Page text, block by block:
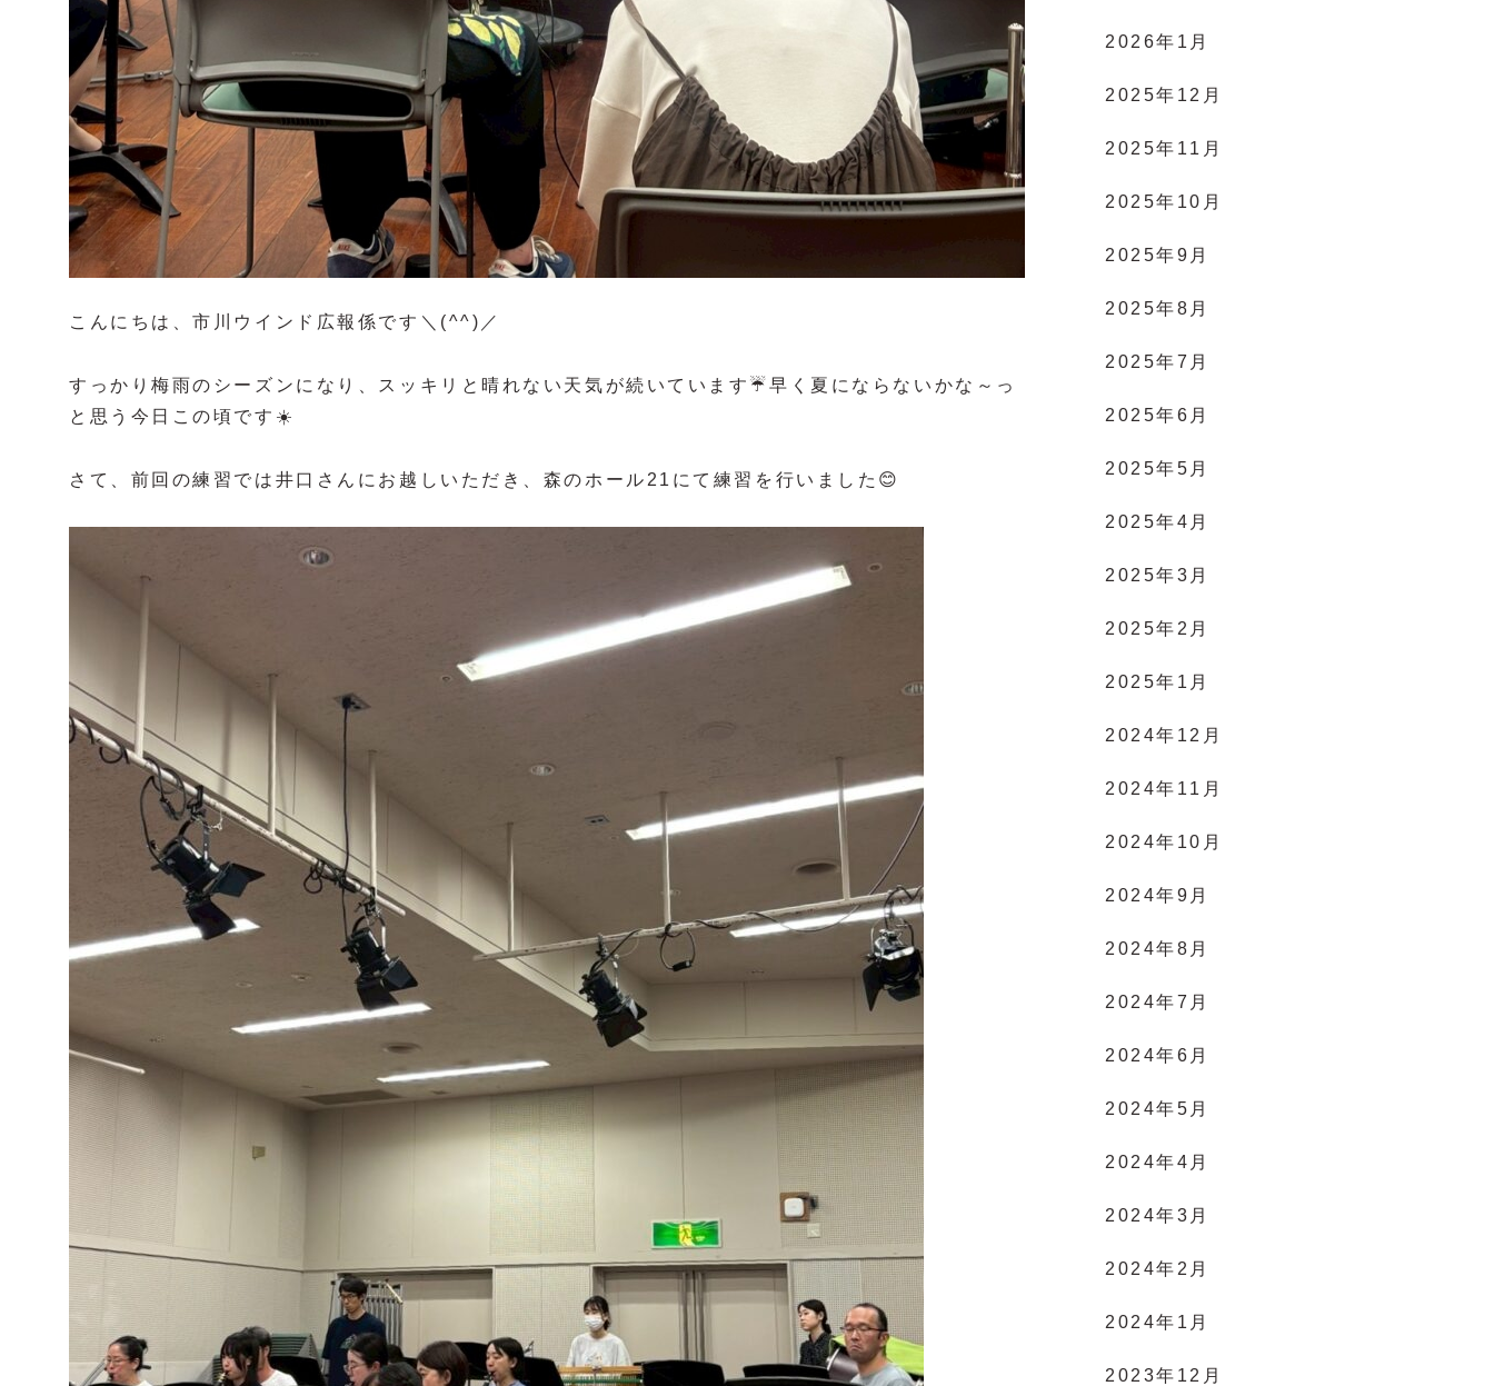
こんにちは、市川ウインド広報係です＼(^^)／
すっかり梅雨のシーズンになり、スッキリと晴れない天気が続いています☔早く夏にならないかな～っ
と思う今日この頃です☀️
さて、前回の練習では井口さんにお越しいただき、森のホール21にて練習を行いました😊
2026年1月
2025年12月
2025年11月
2025年10月
2025年9月
2025年8月
2025年7月
2025年6月
2025年5月
2025年4月
2025年3月
2025年2月
2025年1月
2024年12月
2024年11月
2024年10月
2024年9月
2024年8月
2024年7月
2024年6月
2024年5月
2024年4月
2024年3月
2024年2月
2024年1月
2023年12月